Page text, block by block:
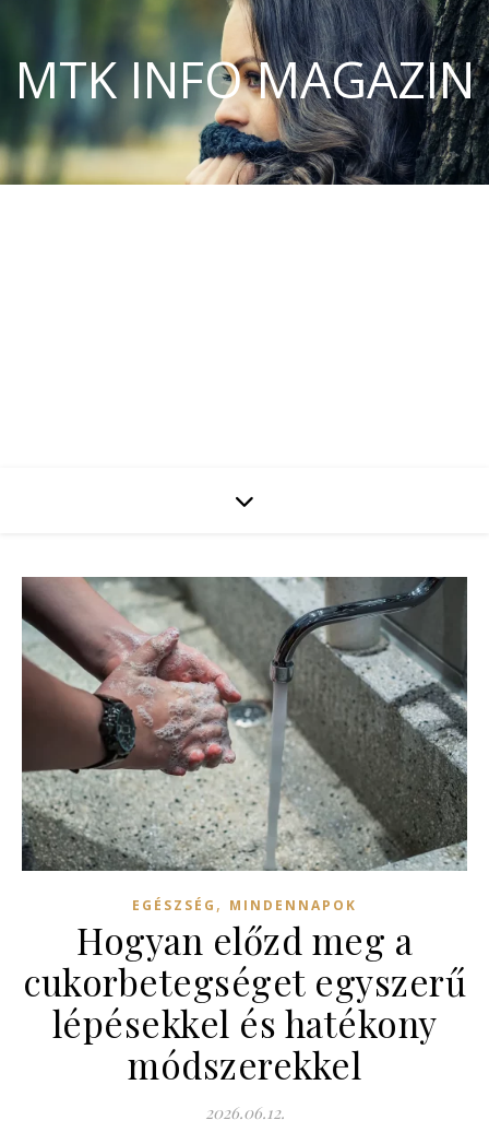
MTK INFO MAGAZIN
EGÉSZSÉG , MINDENNAPOK
Hogyan előzd meg a
cukorbetegséget egyszerű
lépésekkel és hatékony
módszerekkel
2026.06.12.